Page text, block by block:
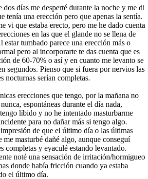
dos días me desperté durante la noche y me di
tenía una erección pero que apenas la sentía.
vi que estaba erecto, pero me he dado cuenta
en las que el glande no se llena de
estar tumbado parece una erección más o
pero al incorporarte te das cuenta que es
de 60-70% o así y en cuanto me levanto se
segundos. Pienso que si fuera por nervios las
nocturnas serían completas.
erecciones que tengo, por la mañana no
espontáneas durante el día nada,
líbido y no he intentado masturbarme
para no dañar más si tengo algo.
de que el último día o las últimas
me masturbé dañé algo, aunque conseguí
completas y eyaculé estando levantado.
noté una sensación de irritación/hormigueo
donde había fricción cuando ya estaba
el último día.